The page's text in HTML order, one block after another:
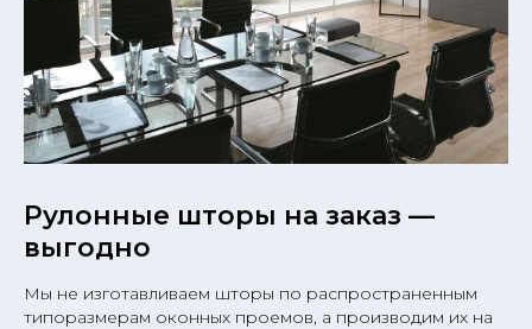
Рулонные шторы на заказ —
выгодно
Мы не изготавливаем шторы по распространенным
типоразмерам оконных проемов, а производим их на